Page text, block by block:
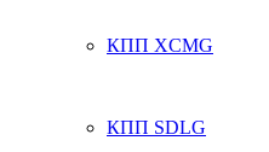
КПП XCMG
КПП SDLG